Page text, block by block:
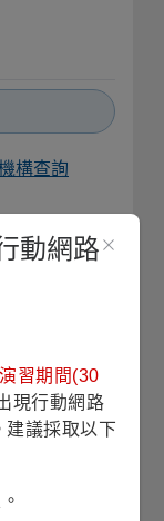
構查詢
(2026/07/30)
動網路
演習期間(30
現行動網路
建議採取以下